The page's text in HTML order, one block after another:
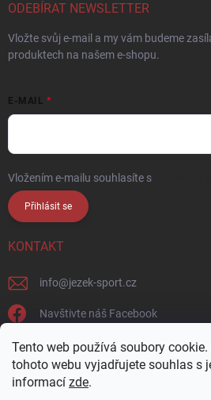
Tento web používá soubory
tohoto webu vyjadřujete souhlas s
informací zde.
ODEBÍRAT NEWSLETTER
Vložte svůj e-mail a my vám budeme
produktech na našem e-shopu.
E-MAIL
Vložením e-mailu souhlasíte s
Přihlásit se
KONTAKT
info@jezek-sport.cz
Navštivte náš Facebook
jezek_sport_np/